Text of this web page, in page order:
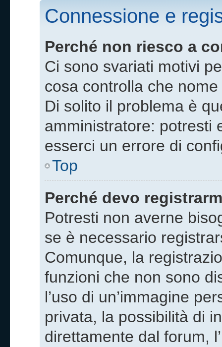
Connessione e
Perché non riesco a
Ci sono svariati motivi
cosa controlla che
Di solito il problema è
amministratore: potresti
esserci un errore di
Top
Perché devo
Potresti non averne
se è necessario
Comunque, la
funzioni che non sono
l’uso di un’immagine
privata, la possibilità di
direttamente dal forum,